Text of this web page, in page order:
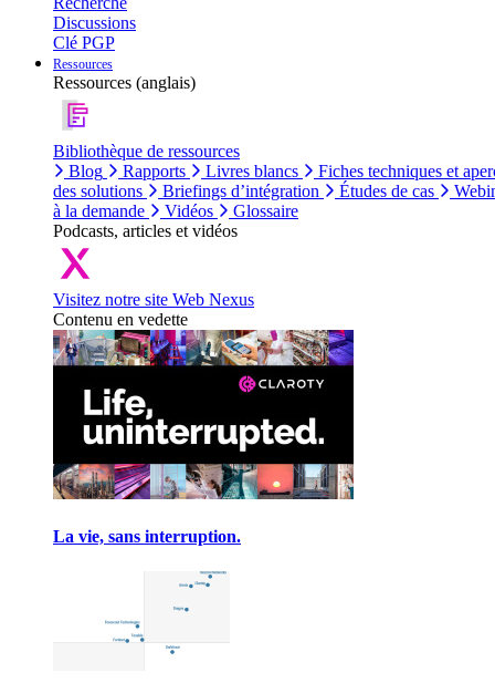
Discussions
Clé PGP
Ressources
Ressources (anglais)
Bibliothèque de ressources
Blog
Rapports Livres blancs
Fiches techniques et
des solutions
Briefings d’intégration Études de cas
à la demande
Vidéos
Glossaire
Podcasts, articles et vidéos
Visitez notre site Web Nexus
Contenu en vedette
La vie, sans interruption.